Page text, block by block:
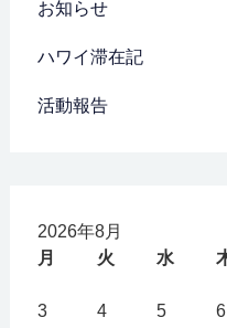
お知らせ
ハワイ滞在記
活動報告
2026年8月
月
火 水
3
4 5 6